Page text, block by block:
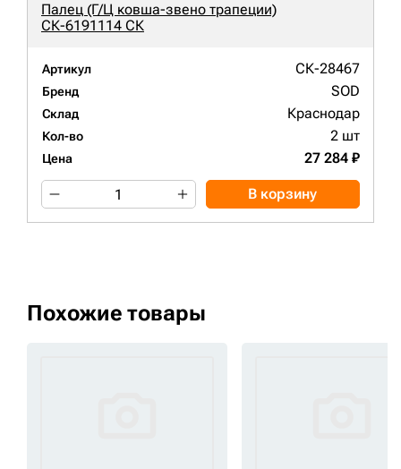
Палец (Г/Ц ковша-звено трапеции)
СК-6191114 СК
Артикул СК-28467
Бренд SOD
Склад Краснодар
Кол-во 2 шт
Цена 27 284 ₽
В корзину
Похожие товары